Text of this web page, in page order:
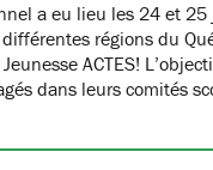
a eu lieu les 24 et
régions du
ACTES!
dans leurs comités